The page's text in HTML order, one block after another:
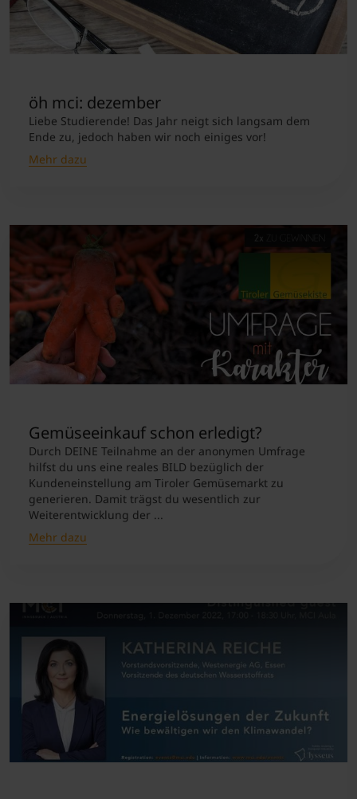
öh mci: dezember
Liebe Studierende! Das Jahr neigt sich langsam dem
Ende zu, jedoch haben wir noch einiges vor!
Mehr dazu
Gemüseeinkauf schon erledigt?
Durch DEINE Teilnahme an der anonymen Umfrage
hilfst du uns eine reales BILD bezüglich der
Kundeneinstellung am Tiroler Gemüsemarkt zu
generieren. Damit trägst du wesentlich zur
Weiterentwicklung der ...
Mehr dazu